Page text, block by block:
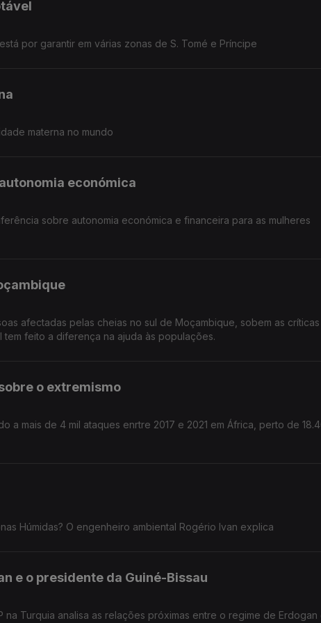
por garantir em várias zonas de S. Tomé e Príncipe
materna no mundo
económica
sobre autonomia económica e financeira para as mulheres
afectadas pelas cheias no sul de Moçambique, sobem as
tem feito a diferença na ajuda às populações.
o extremismo
Húmidas? O engenheiro ambiental Rogério Ivan explica
e o presidente da Guiné-Bissau
na Turquia analisa as relações próximas entre o regime de